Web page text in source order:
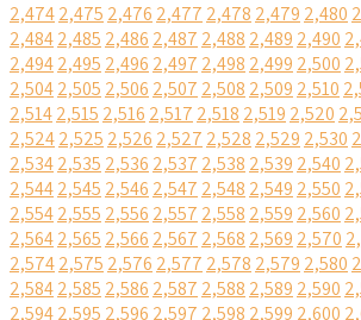
2,4742,475 2,476 2,477 2,478 2,479 2,480
2,4842,485 2,486 2,487 2,488 2,489 2,490
2,4942,495 2,496 2,497 2,498 2,499 2,500
2,5042,505 2,506 2,507 2,508 2,509 2,510
2,5142,515 2,516 2,517 2,518 2,519 2,520
2,5242,525 2,526 2,527 2,528 2,529 2,530
2,5342,535 2,536 2,537 2,538 2,539 2,540
2,5442,545 2,546 2,547 2,548 2,549 2,550
2,5542,555 2,556 2,557 2,558 2,559 2,560
2,5642,565 2,566 2,567 2,568 2,569 2,570
2,5742,575 2,576 2,577 2,578 2,579 2,580
2,5842,585 2,586 2,587 2,588 2,589 2,590
2,5942,595 2,596 2,597 2,598 2,599 2,600